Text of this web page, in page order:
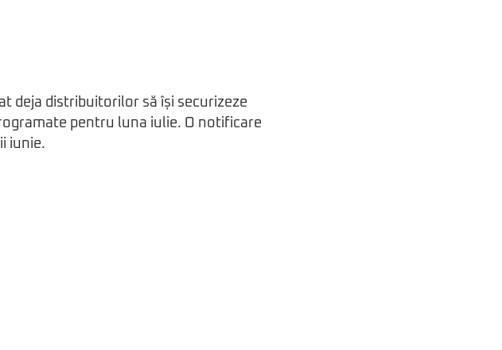
deja distribuitorilor să își securizeze
pentru luna iulie. O notificare
iunie.